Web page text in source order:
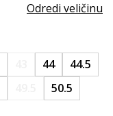
Odredi veličinu
44
44.5
50.5